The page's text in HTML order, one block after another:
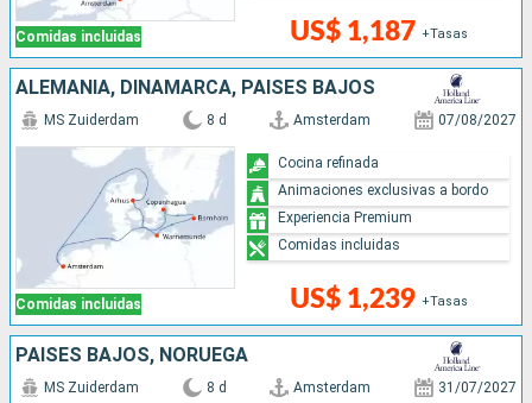
Comidas incluidas US$ 1,187 +Tasas
ALEMANIA, DINAMARCA, PAISES BAJOS
Comidas incluidas
MS Zuiderdam 8 d Amsterdam 07/08/2027
US$ 1,239 +Tasas
Cocina refinada
Animaciones exclusivas a bordo
Experiencia Premium
Comidas incluidas
PAISES BAJOS, NORUEGA
MS Zuiderdam 8 d Amsterdam 31/07/2027